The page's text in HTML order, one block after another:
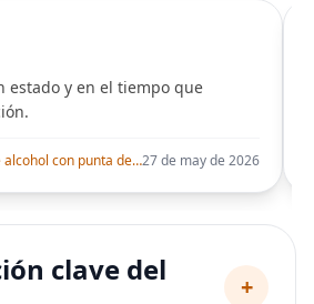
estado y en el tiempo que
Ohuhu Marcadores de alcohol con punta de pincel – Juego de marcadores artísticos de doble punta con certificación AP para artistas adultos27 de may de 2026
clave del
+